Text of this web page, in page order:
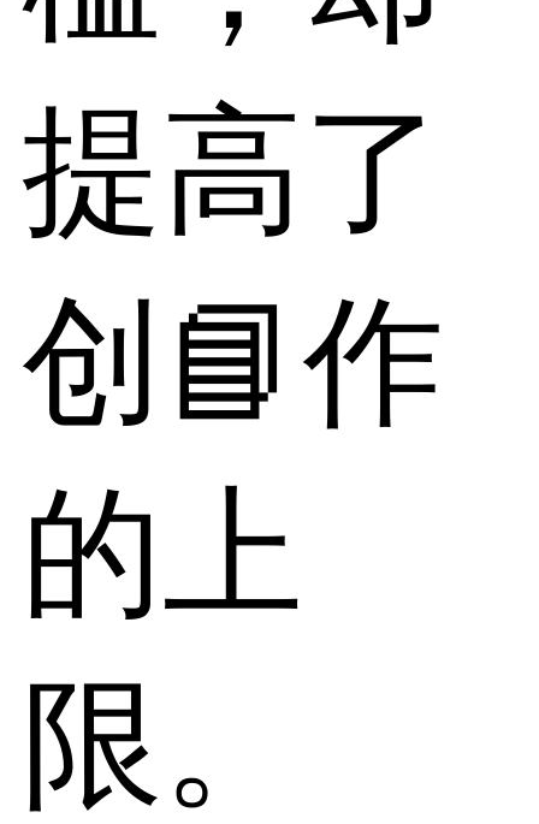
提高了
创📘作
的上
限。